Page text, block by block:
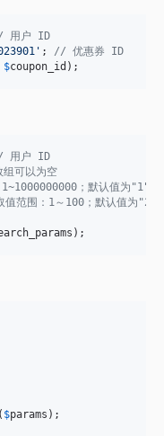
用户 ID
' ; // 优惠券 ID
$coupon_id );
用户 ID
可以为空
；默认值为"1"
范围：1～100；默认值为"20"
);
( $params );